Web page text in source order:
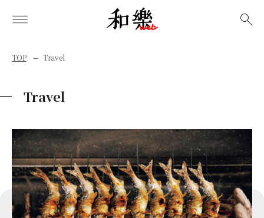
TOP Travel
Travel